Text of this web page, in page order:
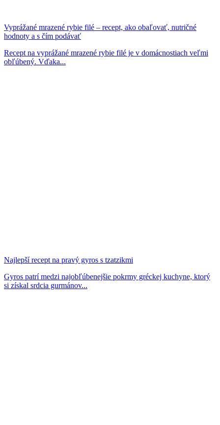
Vyprážané mrazené rybie filé – recept, ako obaľovať, nutričné
hodnoty a s čím podávať
Recept na vyprážané mrazené rybie filé je v domácnostiach veľmi
obľúbený. Vďaka...
Najlepší recept na pravý gyros s tzatzikmi
Gyros patrí medzi najobľúbenejšie pokrmy gréckej kuchyne, ktorý
si získal srdcia gurmánov...